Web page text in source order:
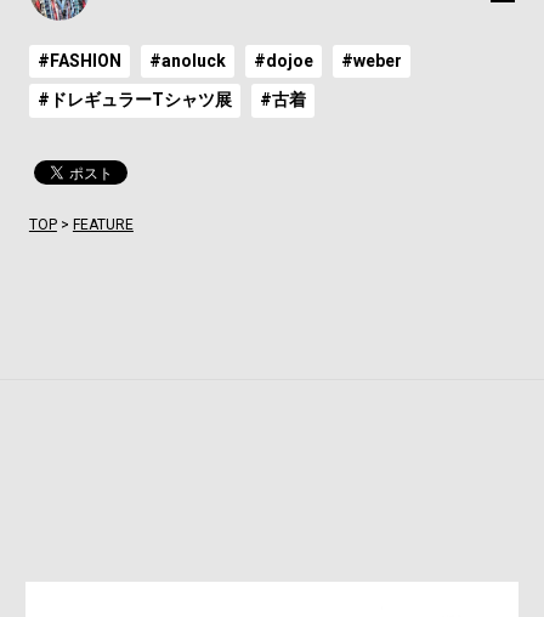
#FASHION #anoluck #dojoe #weber
#ドレギュラーTシャツ展 #古着
TOP> FEATURE